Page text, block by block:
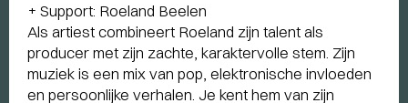
+ Support: Roeland Beelen
Als artiest combineert Roeland zijn talent als
producer met zijn zachte, karaktervolle stem. Zijn
muziek is een mix van pop, elektronische invloeden
en persoonlijke verhalen. Je kent hem van zijn